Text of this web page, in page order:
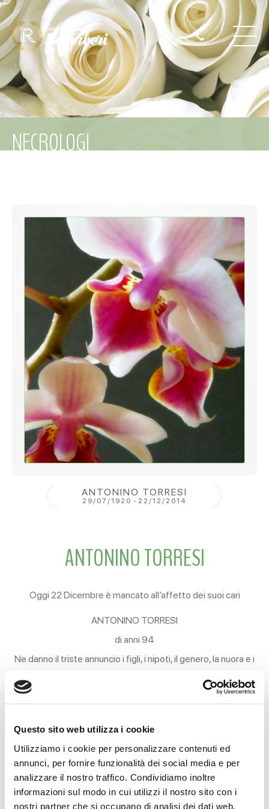
Questo sito web utilizza i cookie
Utilizziamo i cookie per personalizzare contenuti ed
annunci, per fornire funzionalità dei social media e per
analizzare il nostro traffico. Condividiamo inoltre
informazioni sul modo in cui utilizzi il nostro sito con i
nostri partner che si occupano di analisi dei dati web,
NECROLOGI
ANTONINO TORRESI
29/07/1920 - 22/12/2014
ANTONINO TORRESI
Oggi 22 Dicembre è mancato all’affetto dei suoi cari
ANTONINO TORRESI
di anni 94
Ne danno il triste annuncio i figli, i nipoti, il genero, la nuora e i
I funerali si svolgeranno domani, Martedì 23, partendo alle
funzione religiosa e la tumulazione.
Si ringraziano anticipatamente coloro che interverranno alla
cerimonia.